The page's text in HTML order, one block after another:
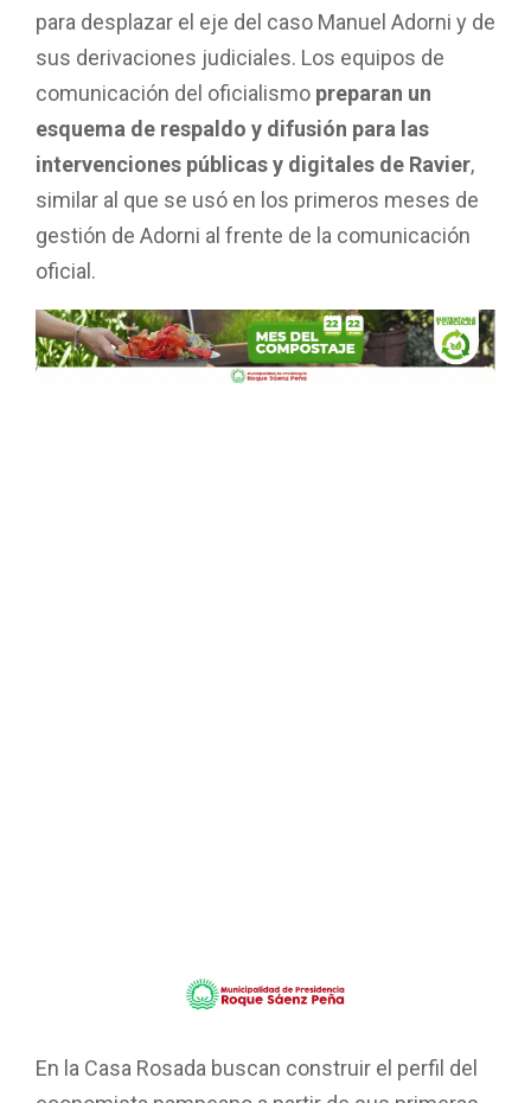
para desplazar el eje del caso Manuel Adorni y de
sus derivaciones judiciales. Los equipos de
comunicación del oficialismo preparan un
esquema de respaldo y difusión para las
intervenciones públicas y digitales de Ravier,
similar al que se usó en los primeros meses de
gestión de Adorni al frente de la comunicación
oficial.
En la Casa Rosada buscan construir el perfil del